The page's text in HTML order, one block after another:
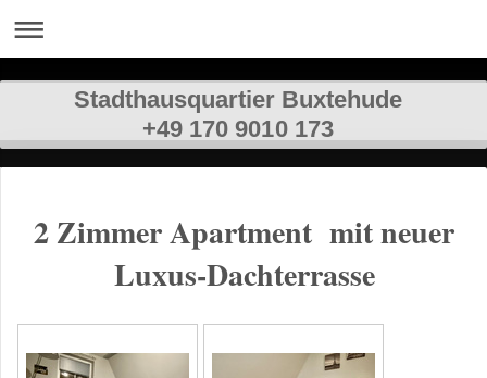
Stadthausquartier Buxtehude
+49 170 9010 173
2 Zimmer Apartment mit neuer
Luxus-Dachterrasse